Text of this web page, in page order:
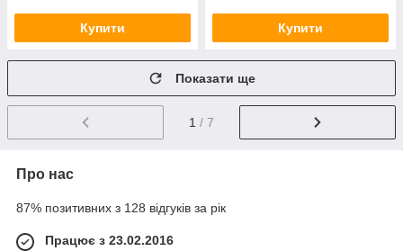
Купити Купити
Показати ще
1 / 7
Про нас
87% позитивних з 128 відгуків за рік
Працює з 23.02.2016